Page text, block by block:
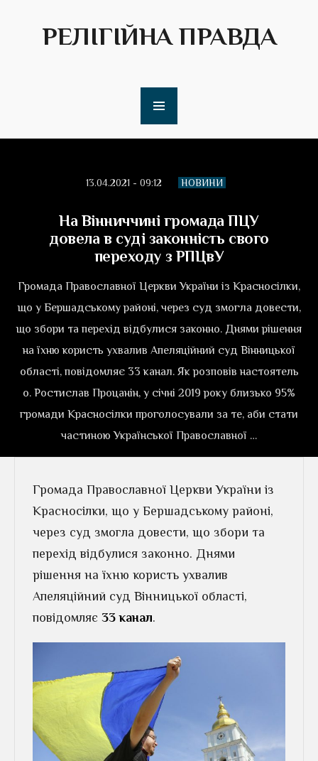
РЕЛІГІЙНА ПРАВДА
13.04.2021 - 09:12 НОВИНИ
На Вінниччині громада ПЦУ
довела в суді законність свого
переходу з РПЦвУ
Громада Православної Церкви України із Красносілки,
що у Бершадському районі, через суд змогла довести,
що збори та перехід відбулися законно. Днями рішення
на їхню користь ухвалив Апеляційний суд Вінницької
області, повідомляє 33 канал. Як розповів настоятель
о. Ростислав Процанін, у січні 2019 року близько 95%
громади Красносілки проголосували за те, аби стати
частиною Української Православної …
Громада Православної Церкви України із
Красносілки, що у Бершадському районі,
через суд змогла довести, що збори та
перехід відбулися законно. Днями
рішення на їхню користь ухвалив
Апеляційний суд Вінницької області,
повідомляє 33 канал.